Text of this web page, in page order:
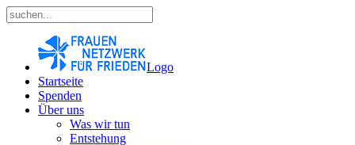
Logo
Startseite
Spenden
Über uns
Was wir tun
Entstehung